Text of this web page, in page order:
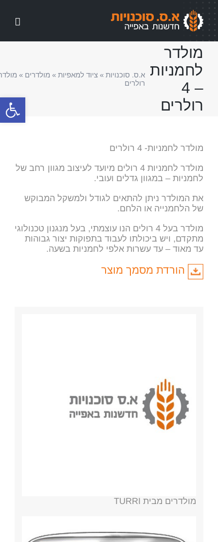
פתח
דלג
לתוכן
מולדר
לחמניות
– 4
רולרים
א.ס. סוכנויות » ציוד למאפיות » מולדרים »
רולרים
מולדר לחמניות- 4 רולרים
מולדר לחמניות 4 רולים מיועד לעיצוב מגוון רחב של
לחמניות – במגוון גדלים ועובי.
את המולדר ניתן להתאים לגודל ולמשקל המבוקש
של הלחמנייה או הלחם.
מולדר בעל 4 רולים הנו עוצמתי, בעל מנגנון טכנולוגי
מתקדם, ויש ביכולתו לעבוד בתפוקות יצור גבוהות
עד מאוד – עד עשרות אלפי לחמניות בשעה.
הורדת מסמך מוצר
מולדרים מבית TURRI